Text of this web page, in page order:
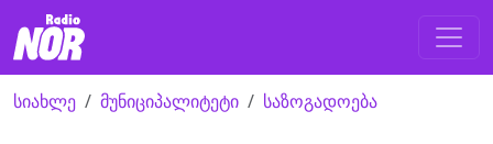
სიახლე მუნიციპალიტეტი საზოგადოება